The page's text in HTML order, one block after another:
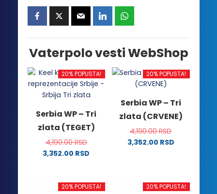
Vaterpolo vesti WebShop
20% POPUSTA!
Serbia WP – Tri
zlata (TEGET)
4,190.00RSD
3,352.00 RSD
ima
20% POPUSTA!
Serbia WP – Tri
zlata (CRVENE)
4,190.00RSD
3,352.00 RSD
više
20% POPUSTA! 20% POPUSTA!